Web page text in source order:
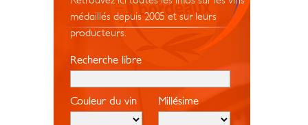
médaillés depuis 2005 et sur leurs
producteurs.
Recherche libre
Couleur du vin Millésime